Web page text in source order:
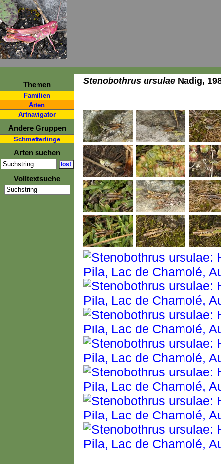
Themen
Familien
Arten
Artnavigator
Andere Gruppen
Schmetterlinge
Arten suchen
Volltextsuche
Stenobothrus ursulae Nadig,